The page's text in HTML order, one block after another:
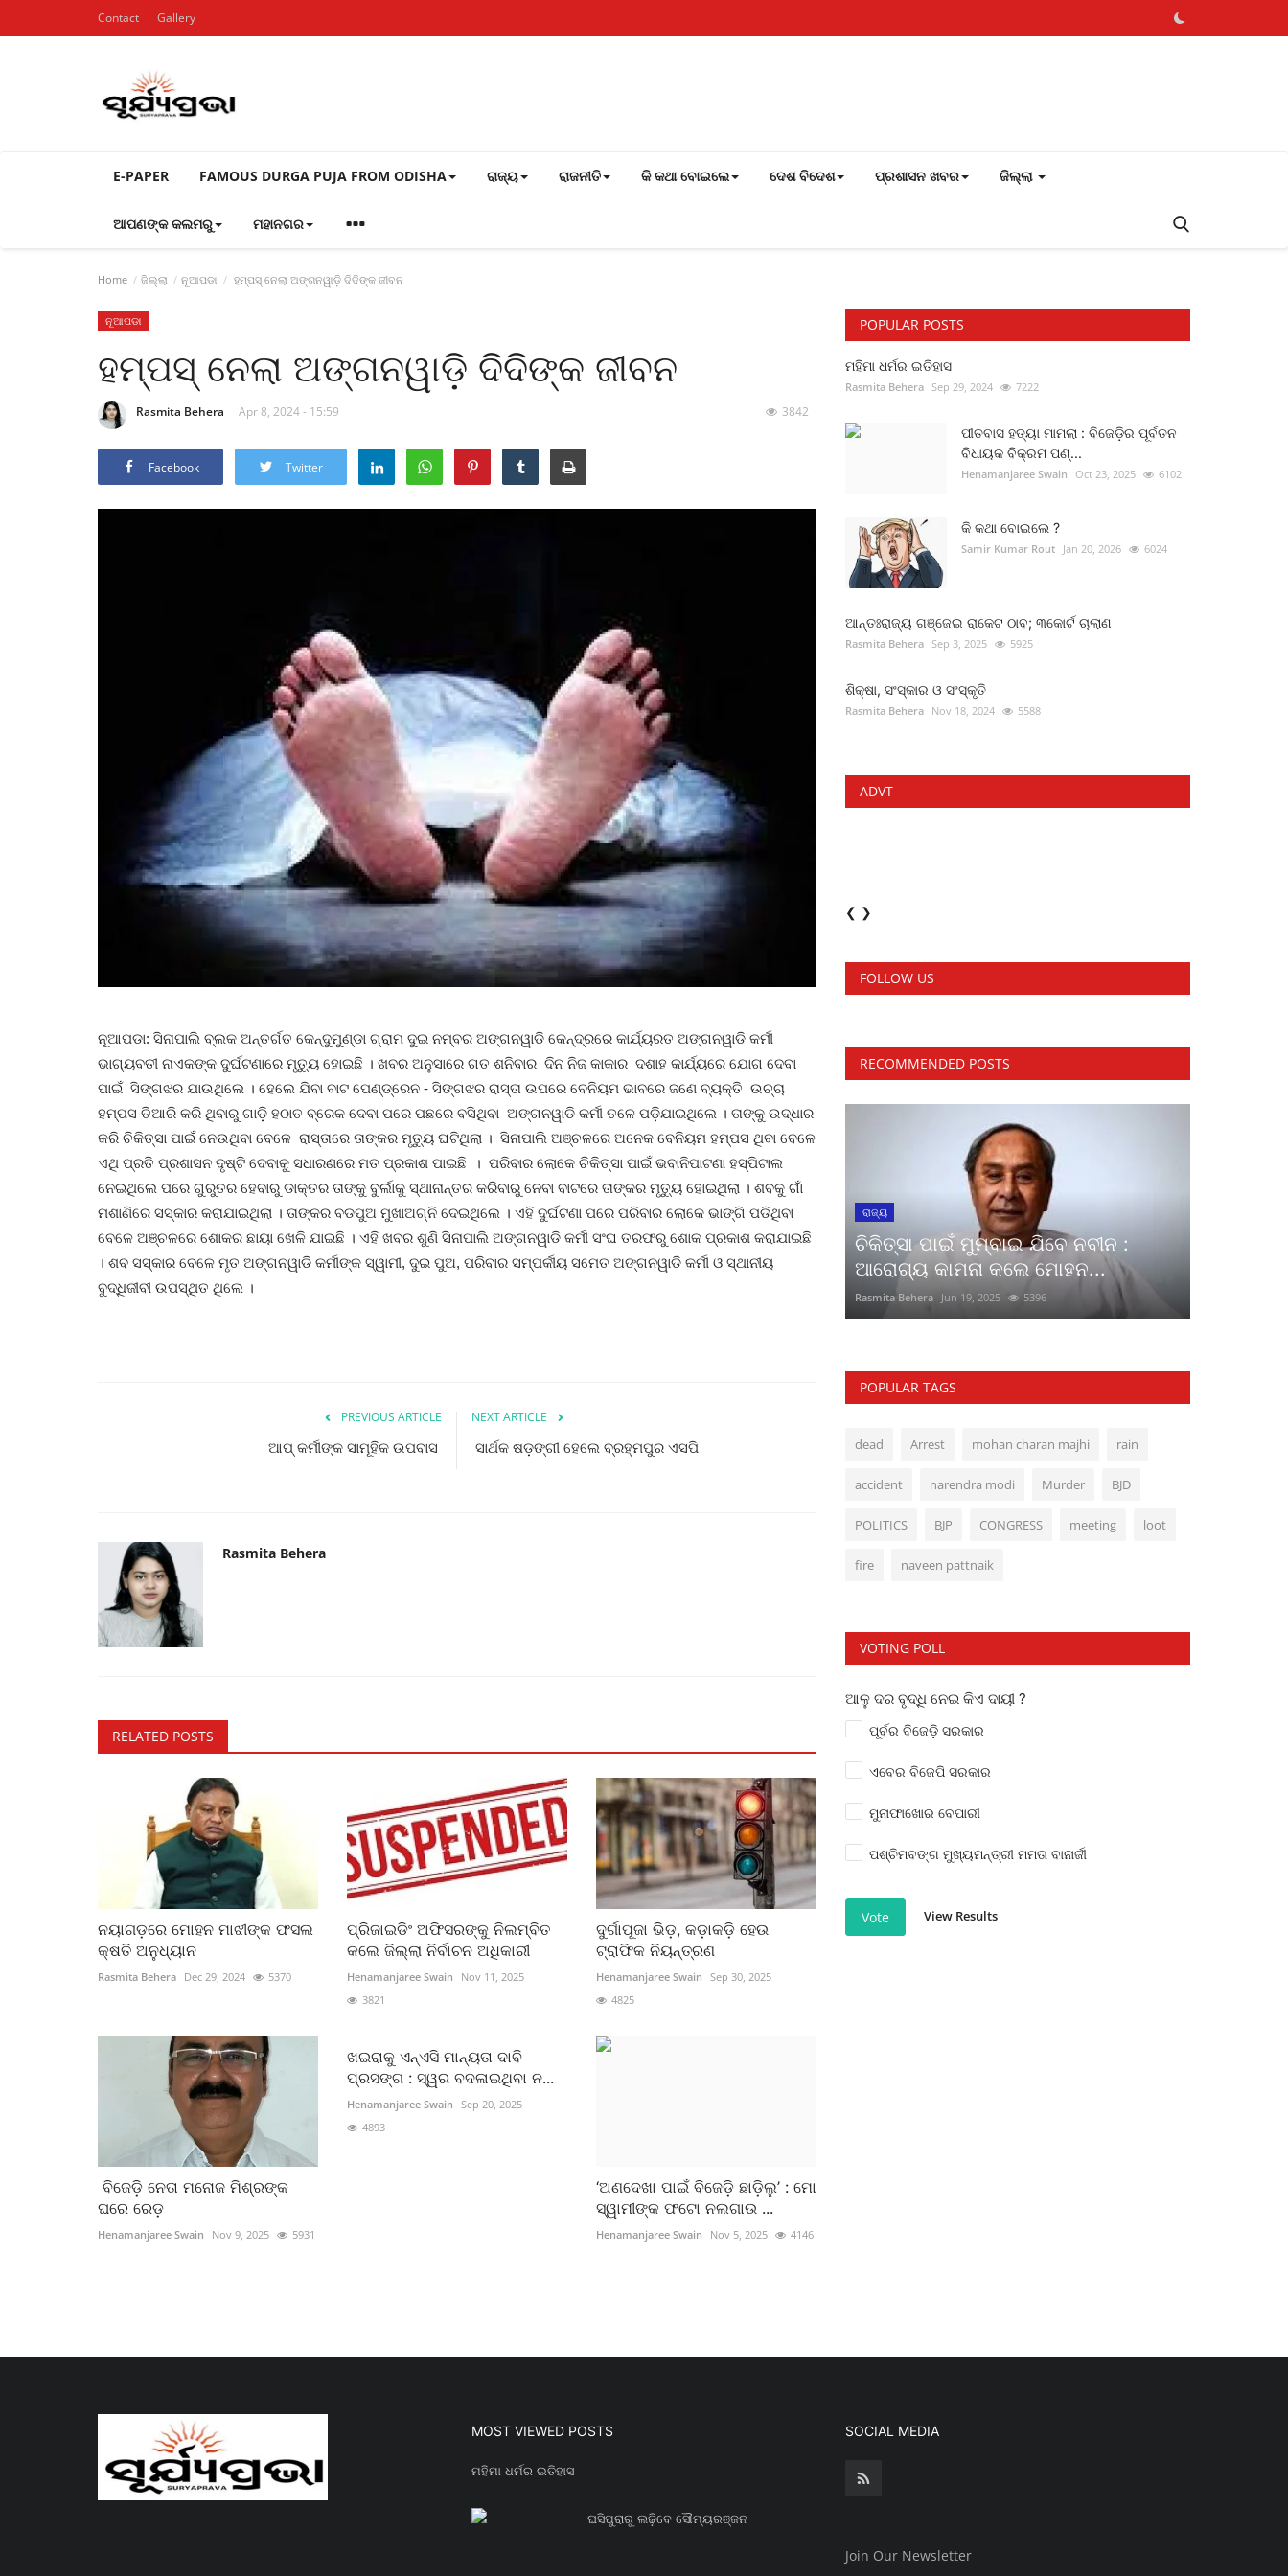
Contact Gallery
E-PAPER FAMOUS DURGA PUJA FROM ODISHA ରାଜ୍ୟ ରାଜନୀତି କି କଥା ବୋଇଲେ ଦେଶ ବିଦେଶ ପ୍ରଶାସନ ଖବର ଜିଲ୍ଲା
ଆପଣଙ୍କ କଲମରୁ ମହାନଗର
Home ଜିଲ୍ଲା ନୂଆପଡା ହମ୍ପସ୍ ନେଲା ଅଙ୍ଗନୱାଡ଼ି ଦିଦିଙ୍କ ଜୀବନ
ନୂଆପଡା
ହମ୍ପସ୍ ନେଲା ଅଙ୍ଗନୱାଡ଼ି ଦିଦିଙ୍କ ଜୀବନ
Rasmita Behera Apr 8, 2024 - 15:59 3842
Facebook Twitter
ନୂଆପଡା: ସିନାପାଲି ବ୍ଲକ ଅନ୍ତର୍ଗତ କେନ୍ଦୁମୁଣ୍ଡା ଗ୍ରାମ ଦୁଇ ନମ୍ବର ଅଙ୍ଗନୱାଡି କେନ୍ଦ୍ରରେ କାର୍ଯ୍ୟରତ ଅଙ୍ଗନୱାଡି କର୍ମୀ
ଭାଗ୍ୟବତୀ ନାଏକଙ୍କ ଦୁର୍ଘଟଣାରେ ମୃତୁ୍ୟ ହୋଇଛି । ଖବର ଅନୁସାରେ ଗତ ଶନିବାର ଦିନ ନିଜ କାକାର ଦଶାହ କାର୍ଯ୍ୟରେ ଯୋଗ ଦେବା
ପାଇଁ ସିଙ୍ଗଝର ଯାଉଥିଲେ । ହେଲେ ଯିବା ବାଟ ପେଣ୍ଡ୍ରେନ - ସିଙ୍ଗଝର ରାସ୍ତା ଉପରେ ବେନିୟମ ଭାବରେ ଜଣେ ବ୍ୟକ୍ତି ଉଚ୍ଚା
ହମ୍ପସ ତିଆରି କରି ଥିବାରୁ ଗାଡ଼ି ହଠାତ ବ୍ରେକ ଦେବା ପରେ ପଛରେ ବସିଥିବା ଅଙ୍ଗନୱାଡି କର୍ମୀ ତଳେ ପଡ଼ିଯାଇଥିଲେ । ତାଙ୍କୁ ଉଦ୍ଧାର
କରି ଚିକିତ୍ସା ପାଇଁ ନେଉଥିବା ବେଳେ ରାସ୍ତାରେ ତାଙ୍କର ମୃତୁ୍ୟ ଘଟିଥିଲା । ସିନାପାଲି ଅଞ୍ଚଳରେ ଅନେକ ବେନିୟମ ହମ୍ପସ ଥିବା ବେଳେ
ଏଥି ପ୍ରତି ପ୍ରଶାସନ ଦୃଷ୍ଟି ଦେବାକୁ ସଧାରଣରେ ମତ ପ୍ରକାଶ ପାଇଛି । ପରିବାର ଲୋକେ ଚିକିତ୍ସା ପାଇଁ ଭବାନିପାଟଣା ହସ୍ପିଟାଲ
ନେଇଥିଲେ ପରେ ଗୁରୁତର ହେବାରୁ ଡାକ୍ତର ତାଙ୍କୁ ବୁର୍ଲାକୁ ସ୍ଥାନାନ୍ତର କରିବାରୁ ନେବା ବାଟରେ ତାଙ୍କର ମୃତୁ୍ୟ ହୋଇଥିଲା । ଶବକୁ ଗାଁ
ମଶାଣିରେ ସସ୍କାର କରାଯାଇଥିଲା । ତାଙ୍କର ବଡପୁଅ ମୁଖାଅଗ୍ନି ଦେଇଥିଲେ । ଏହି ଦୁର୍ଘଟଣା ପରେ ପରିବାର ଲୋକେ ଭାଙ୍ଗି ପଡିଥିବା
ବେଳେ ଅଞ୍ଚଳରେ ଶୋକର ଛାୟା ଖେଳି ଯାଇଛି । ଏହି ଖବର ଶୁଣି ସିନାପାଲି ଅଙ୍ଗନୱାଡି କର୍ମୀ ସଂଘ ତରଫରୁ ଶୋକ ପ୍ରକାଶ କରାଯାଇଛି
। ଶବ ସସ୍କାର ବେଳେ ମୃତ ଅଙ୍ଗନୱାଡି କର୍ମୀଙ୍କ ସ୍ୱାମୀ, ଦୁଇ ପୁଅ, ପରିବାର ସମ୍ପର୍କୀୟ ସମେତ ଅଙ୍ଗନୱାଡି କର୍ମୀ ଓ ସ୍ଥାନୀୟ
ବୁଦ୍ଧିଜୀବୀ ଉପସ୍ଥିତ ଥିଲେ ।
PREVIOUS ARTICLE
ଆପ୍ କର୍ମୀଙ୍କ ସାମୂହିକ ଉପବାସ
NEXT ARTICLE
ସାର୍ଥକ ଷଡ଼ଙ୍ଗୀ ହେଲେ ବ୍ରହ୍ମପୁର ଏସପି
Rasmita Behera
RELATED POSTS
ନୟାଗଡ଼ରେ ମୋହନ ମାଝୀଙ୍କ ଫସଲ
କ୍ଷତି ଅନୁଧ୍ୟାନ
Rasmita Behera Dec 29, 2024 5370
ପ୍ରିଜାଇଡିଂ ଅଫିସରଙ୍କୁ ନିଲମ୍ବିତ
କଲେ ଜିଲ୍ଲା ନିର୍ବାଚନ ଅଧିକାରୀ
Henamanjaree Swain
Nov 11, 2025
3821
ଦୁର୍ଗାପୂଜା ଭିଡ଼, କଡ଼ାକଡ଼ି ହେଉ
ଟ୍ରାଫିକ ନିୟନ୍ତ୍ରଣ
Henamanjaree Swain Sep 30, 2025
4825
ବିଜେଡ଼ି ନେତା ମନୋଜ ମିଶ୍ରଙ୍କ
ଘରେ ରେଡ଼
Henamanjaree Swain Nov 9, 2025 5931
ଖଇରାକୁ ଏନ୍‌ଏସି ମାନ୍ୟତା ଦାବି
ପ୍ରସଙ୍ଗ : ସ୍ୱର ବଦଳାଇଥିବା ନ...
Henamanjaree Swain Sep 20, 2025
4893
‘ଅଣଦେଖା ପାଇଁ ବିଜେଡ଼ି ଛାଡ଼ିଲୁ’ : ମୋ
ସ୍ୱାମୀଙ୍କ ଫଟୋ ନଲଗାଉ ...
Henamanjaree Swain Nov 5, 2025 4146
POPULAR POSTS
ମହିମା ଧର୍ମର ଇତିହାସ
Rasmita Behera Sep 29, 2024 7222
ପୀତବାସ ହତ୍ୟା ମାମଲା : ବିଜେଡ଼ିର ପୂର୍ବତନ
ବିଧାୟକ ବିକ୍ରମ ପଣ୍...
Henamanjaree Swain Oct 23, 2025 6102
କି କଥା ବୋଇଲେ ?
Samir Kumar Rout Jan 20, 2026 6024
ଆନ୍ତଃରାଜ୍ୟ ଗଞ୍ଜେଇ ରାକେଟ ଠାବ; ୩କୋର୍ଟ ଚାଲାଣ
Rasmita Behera Sep 3, 2025 5925
ଶିକ୍ଷା, ସଂସ୍କାର ଓ ସଂସ୍କୃତି
Rasmita Behera Nov 18, 2024 5588
ADVT
❮ ❯
FOLLOW US
RECOMMENDED POSTS
ରାଜ୍ୟ
ଚିକିତ୍ସା ପାଇଁ ମୁମ୍ବାଇ ଯିବେ ନବୀନ :
ଆରୋଗ୍ୟ କାମନା କଲେ ମୋହନ...
Rasmita Behera Jun 19, 2025 5396
POPULAR TAGS
dead Arrest mohan charan majhi rain
accident narendra modi Murder BJD
POLITICS BJP CONGRESS meeting loot
fire naveen pattnaik
VOTING POLL
ଆଳୁ ଦର ବୃଦ୍ଧି ନେଇ କିଏ ଦାୟୀ ?
ପୂର୍ବର ବିଜେଡ଼ି ସରକାର
ଏବେର ବିଜେପି ସରକାର
ମୁନାଫାଖୋର ବେପାରୀ
ପଶ୍ଚିମବଙ୍ଗ ମୁଖ୍ୟମନ୍ତ୍ରୀ ମମତା ବାନାର୍ଜୀ
Vote View Results
MOST VIEWED POSTS
ମହିମା ଧର୍ମର ଇତିହାସ
ଘସିପୁରାରୁ ଲଢ଼ିବେ ସୌମ୍ୟରଞ୍ଜନ
SOCIAL MEDIA
Join Our Newsletter